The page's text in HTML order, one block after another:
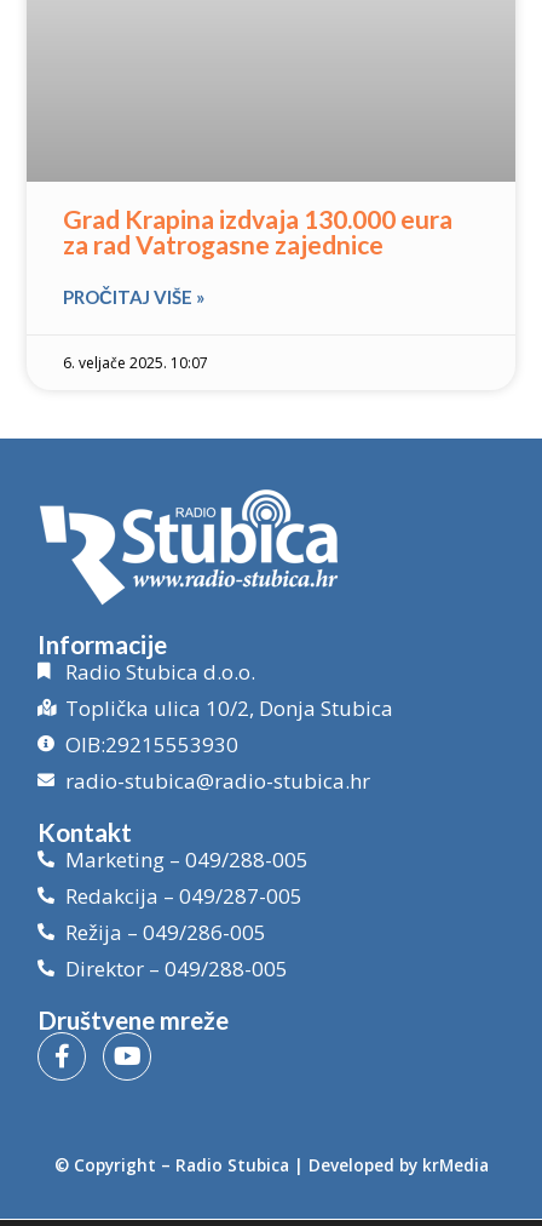
Grad Krapina izdvaja 130.000 eura
za rad Vatrogasne zajednice
PROČITAJ VIŠE »
6. veljače 2025. 10:07
Informacije
Radio Stubica d.o.o.
Toplička ulica 10/2, Donja Stubica
OIB:29215553930
radio-stubica@radio-stubica.hr
Kontakt
Marketing – 049/288-005
Redakcija – 049/287-005
Režija – 049/286-005
Direktor – 049/288-005
Društvene mreže
© Copyright – Radio Stubica | Developed by krMedia